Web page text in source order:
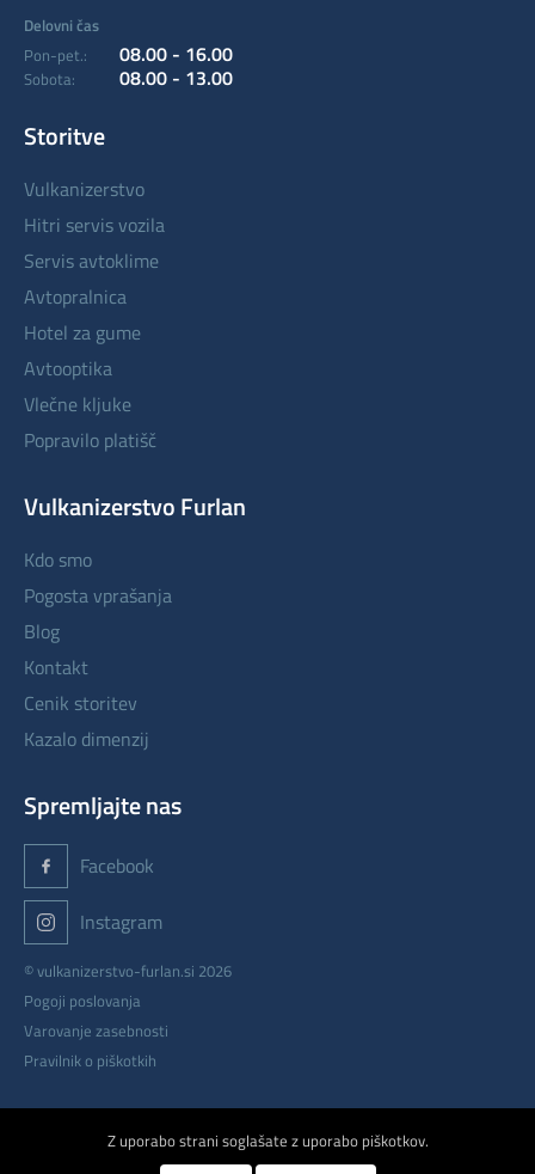
Delovni čas
Pon-pet.:
08.00 - 16.00
Sobota: 08.00 - 13.00
Storitve
vulkanizerstvo
hitri servis vozila
servis avtoklime
avtopralnica
hotel za gume
avtooptika
vlečne kljuke
popravilo platišč
Vulkanizerstvo Furlan
kdo smo
pogosta vprašanja
blog
kontakt
cenik storitev
kazalo dimenzij
Spremljajte nas
Facebook
Instagram
© vulkanizerstvo-furlan.si 2026
Pogoji poslovanja
Varovanje zasebnosti
Pravilnik o piškotkih
Z uporabo strani soglašate z uporabo piškotkov.